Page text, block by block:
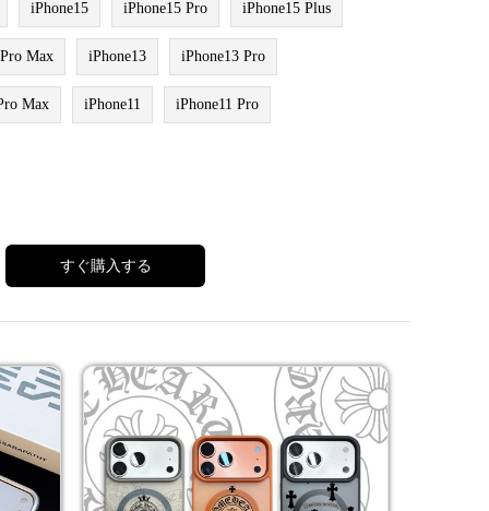
iPhone15 iPhone15 Pro iPhone15 Plus
Max iPhone13 iPhone13 Pro
Max iPhone11 iPhone11 Pro
すぐ購入する